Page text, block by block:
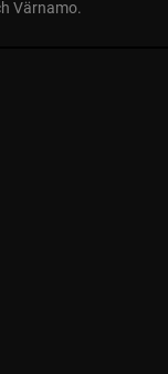
Värnamo.